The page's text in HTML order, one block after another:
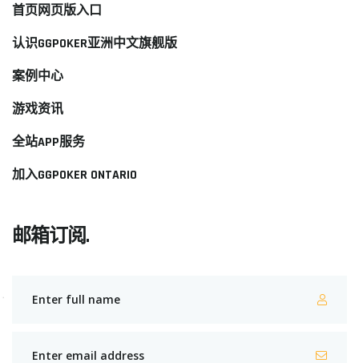
首页网页版入口
认识GGPOKER亚洲中文旗舰版
案例中心
游戏资讯
全站APP服务
加入GGPOKER ONTARIO
邮箱订阅.